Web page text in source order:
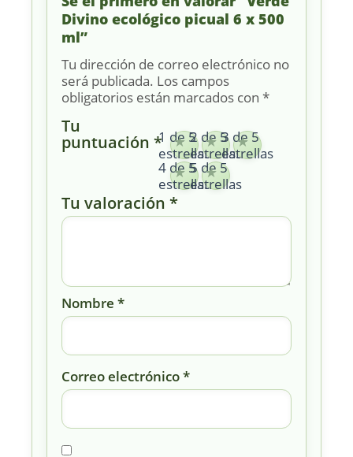
Divino ecológico picual 6 x 500
ml”
Tu dirección de correo electrónico no
será publicada. Los campos
obligatorios están marcados con *
Tu
puntuación *1 de 5
estrellas
2 de 5
estrellas
3 de 5
estrellas
4 de 5
estrellas
5 de 5
estrellas
Tu valoración *
Nombre *
Correo electrónico*